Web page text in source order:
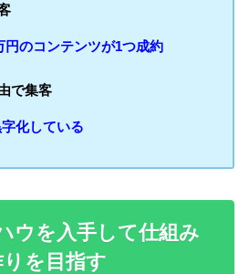
円のコンテンツが1つ成約
で集客
化している
ウを入手して仕組み
を目指す